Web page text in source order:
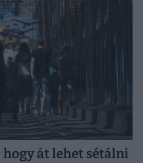
át lehet sétálni